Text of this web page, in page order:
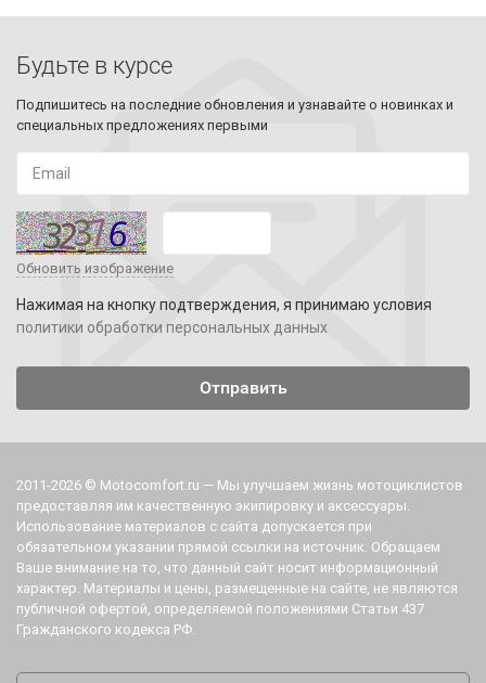
Будьте в курсе
Подпишитесь на последние обновления и узнавайте о новинках и
специальных предложениях первыми
Обновить изображение
Нажимая на кнопку подтверждения, я принимаю условия
политики обработки персональных данных
2011-2026 © Motocomfort.ru — Мы улучшаем жизнь мотоциклистов
предоставляя им качественную экипировку и аксессуары.
Использование материалов с сайта допускается при
обязательном указании прямой ссылки на источник. Обращаем
Ваше внимание на то, что данный сайт носит информационный
характер. Материалы и цены, размещенные на сайте, не являются
публичной офертой, определяемой положениями Статьи 437
Гражданского кодекса РФ.